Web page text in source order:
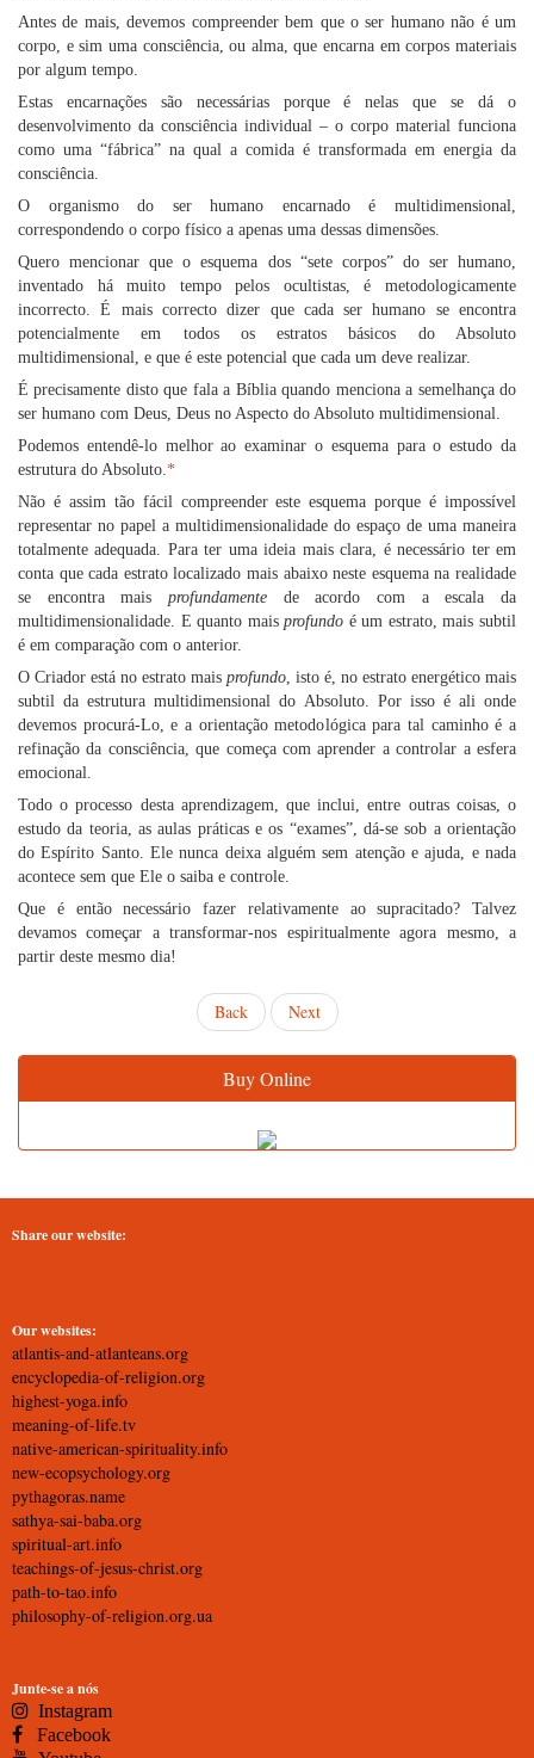
Antes de mais, devemos compreender bem que o ser humano não é um
corpo, e sim uma consciência, ou alma, que encarna em corpos materiais
por algum tempo.
Estas encarnações são necessárias porque é nelas que se dá o
desenvolvimento da consciência individual – o corpo material funciona
como uma “fábrica” na qual a comida é transformada em energia da
consciência.
O organismo do ser humano encarnado é multidimensional,
correspondendo o corpo físico a apenas uma dessas dimensões.
Quero mencionar que o esquema dos “sete corpos” do ser humano,
inventado há muito tempo pelos ocultistas, é metodologicamente
incorrecto. É mais correcto dizer que cada ser humano se encontra
potencialmente em todos os estratos básicos do Absoluto
multidimensional, e que é este potencial que cada um deve realizar.
É precisamente disto que fala a Bíblia quando menciona a semelhança do
ser humano com Deus, Deus no Aspecto do Absoluto multidimensional.
Podemos entendê-lo melhor ao examinar o esquema para o estudo da
estrutura do Absoluto.*
Não é assim tão fácil compreender este esquema porque é impossível
representar no papel a multidimensionalidade do espaço de uma maneira
totalmente adequada. Para ter uma ideia mais clara, é necessário ter em
conta que cada estrato localizado mais abaixo neste esquema na realidade
se encontra mais profundamente de acordo com a escala da
multidimensionalidade. E quanto maisprofundo é um estrato, mais subtil
é em comparação com o anterior.
O Criador está no estrato mais profundo, isto é, no estrato energético mais
subtil da estrutura multidimensional do Absoluto. Por isso é ali onde
devemos procurá-Lo, e a orientação metodológica para tal caminho é a
refinação da consciência, que começa com aprender a controlar a esfera
emocional.
Todo o processo desta aprendizagem, que inclui, entre outras coisas, o
estudo da teoria, as aulas práticas e os “exames”, dá-se sob a orientação
do Espírito Santo. Ele nunca deixa alguém sem atenção e ajuda, e nada
acontece sem que Ele o saiba e controle.
Que é então necessário fazer relativamente ao supracitado? Talvez
devamos começar a transformar-nos espiritualmente agora mesmo, a
partir deste mesmo dia!
Back Next
Buy Online
Share our website:
Our websites:
atlantis-and-atlanteans.org
encyclopedia-of-religion.org
highest-yoga.info
meaning-of-life.tv
native-american-spirituality.info
new-ecopsychology.org
pythagoras.name
sathya-sai-baba.org
spiritual-art.info
teachings-of-jesus-christ.org
path-to-tao.info
philosophy-of-religion.org.ua
Junte-se a nós
Instagram
Facebook